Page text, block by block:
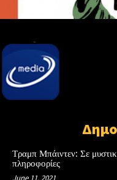
Τραμπ Μπάιντεν: Σε
πληροφορίες